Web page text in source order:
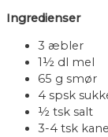
Ingredienser
3 æbler
1½ dl mel
65 g smør
4 spsk
½ tsk salt
3-4 tsk kanel